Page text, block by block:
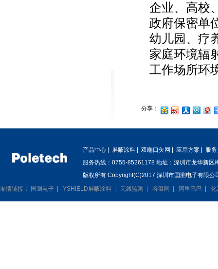
企业、高校
政府保密单
幼儿园、疗
家庭环境辐
工作场所环
分享：
产品中心 屏蔽涂料 双端口矢网 应用方案
服
服务热线：0755-85261178 地址：深圳市龙华新区
版权所有 Copyright(C)2017 深圳市国测电子有限公
友情链接：
国测电子 YSHIELD屏蔽涂料 无线监测 谷瀑网 阿里巴巴 化